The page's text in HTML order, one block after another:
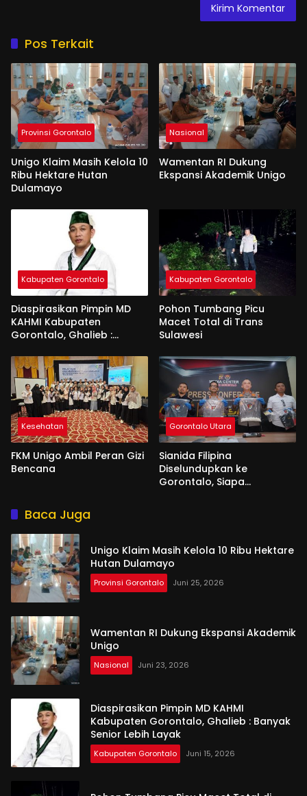
Pos Terkait
Provinsi Gorontalo
Unigo Klaim Masih Kelola 10
Ribu Hektare Hutan
Dulamayo
Nasional
Wamentan RI Dukung
Ekspansi Akademik Unigo
Kabupaten Gorontalo
Diaspirasikan Pimpin MD
KAHMI Kabupaten
Gorontalo, Ghalieb :
Kabupaten Gorontalo
Pohon Tumbang Picu
Macet Total di Trans
Sulawesi
Kesehatan
FKM Unigo Ambil Peran Gizi
Bencana
Gorontalo Utara
Sianida Filipina
Diselundupkan ke
Gorontalo, Siapa
Baca Juga
Unigo Klaim Masih Kelola 10 Ribu Hektare
Hutan Dulamayo
Provinsi Gorontalo Juni 25, 2026
Wamentan RI Dukung Ekspansi Akademik
Unigo
Nasional Juni 23, 2026
Diaspirasikan Pimpin MD KAHMI
Kabupaten Gorontalo, Ghalieb : Banyak
Senior Lebih Layak
Kabupaten Gorontalo Juni 15, 2026